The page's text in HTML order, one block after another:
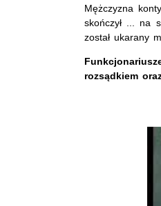
Mężczyzna
skończył ... na
został ukarany
rozsądkiem